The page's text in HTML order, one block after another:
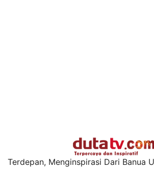
Terdepan, Menginspirasi Dari Banua